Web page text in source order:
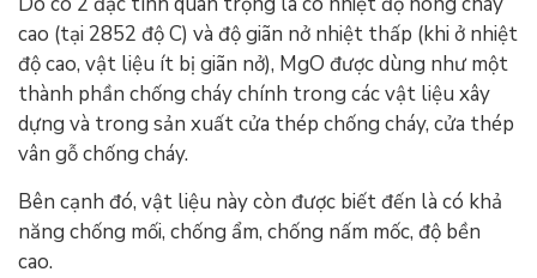
cao (tại 2852 độ C) và độ giãn nở nhiệt thấp (khi ở nhiệt
độ cao, vật liệu ít bị giãn nở), MgO được dùng như một
thành phần chống cháy chính trong các vật liệu xây
dựng và trong sản xuất cửa thép chống cháy, cửa thép
vân gỗ chống cháy.
Bên cạnh đó, vật liệu này còn được biết đến là có khả
năng chống mối, chống ẩm, chống nấm mốc, độ bền
cao.